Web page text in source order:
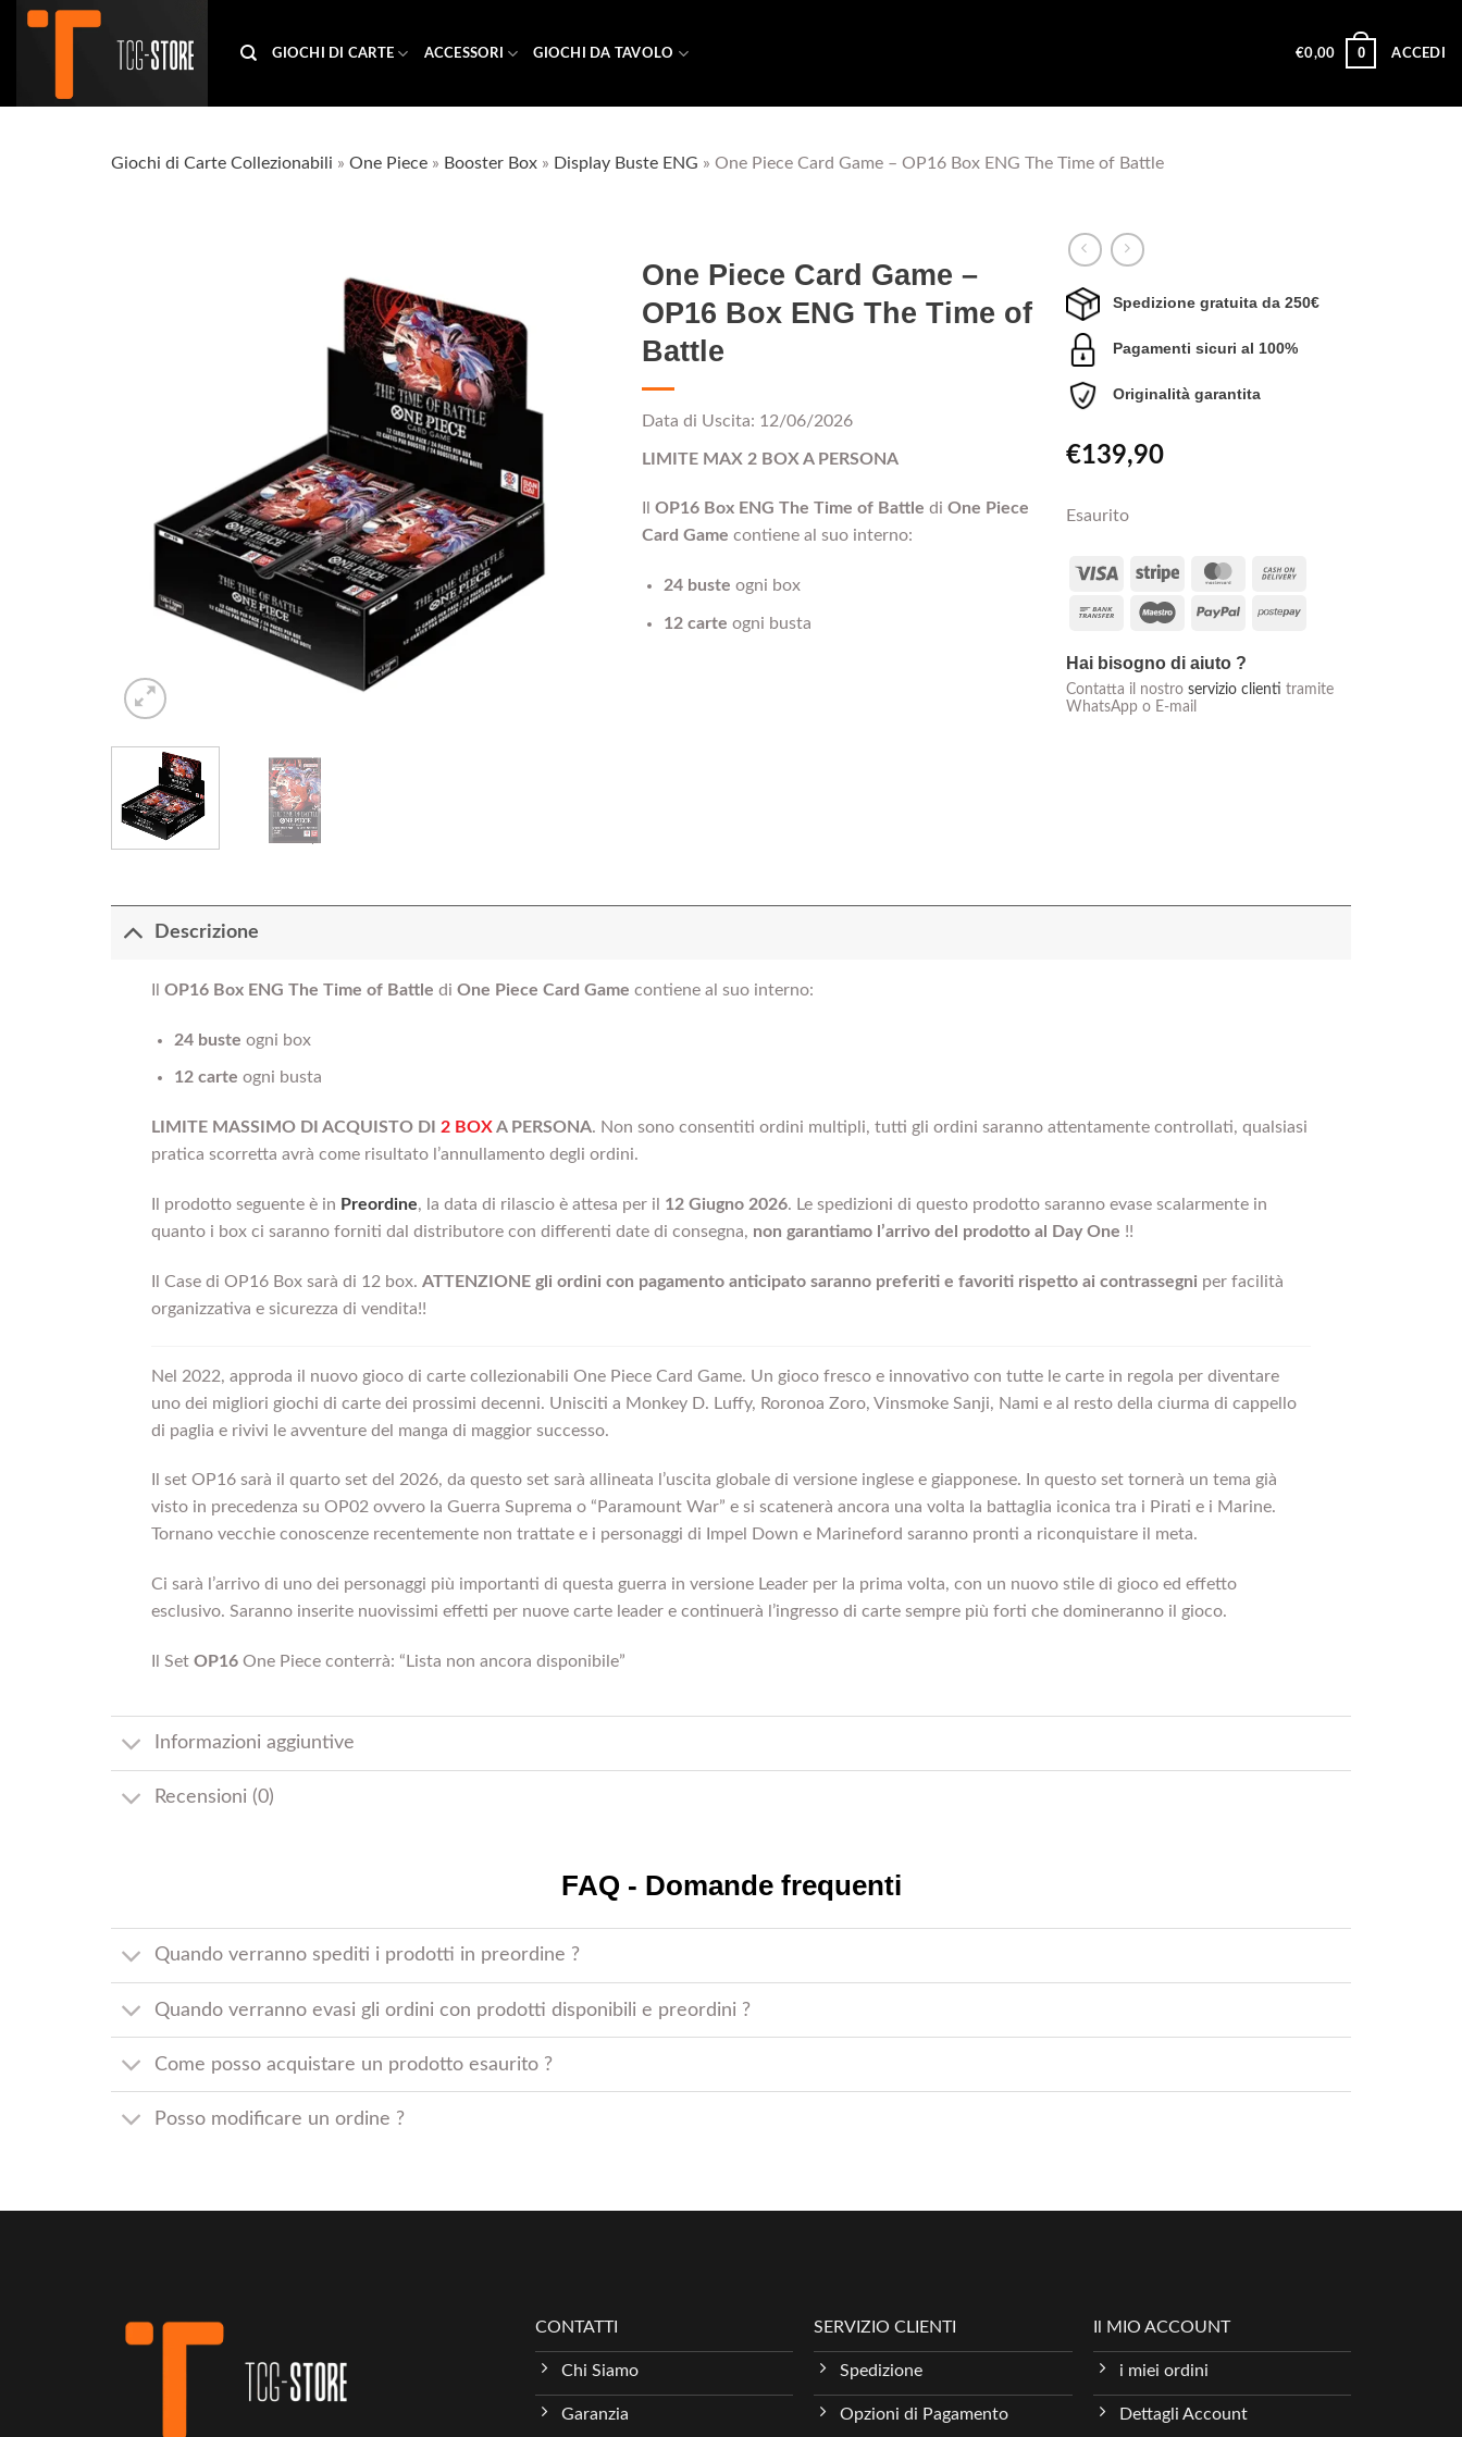
Salta
GIOCHI DI CARTE ACCESSORI GIOCHI DA TAVOLO €0,00 0 ACCEDI
Giochi di Carte Collezionabili » One Piece » Booster Box » Display Buste ENG » One Piece Card Game – OP16 Box ENG The Time of Battle
desideri
One Piece Card Game –
OP16 Box ENG The Time of
Battle
Data di Uscita: 12/06/2026
LIMITE MAX 2 BOX A PERSONA
OP16 Box ENG The Time of Battle di One Piece
Card Game contiene al suo interno:
24 busteogni box
12 carteogni busta
Spedizione gratuita da 250€
Pagamenti sicuri al 100%
Originalità garantita
€139,90
Esaurito
Visa Stripe MasterCard
Bank
MaestroPayPal Postepay
Hai bisogno di aiuto ?
Contatta il nostro servizio clienti tramite
WhatsApp o E-mail
Descrizione
OP16 Box ENG The Time of Battle di One Piece Card Game contiene al suo interno:
24 buste ogni box
12 carte ogni busta
LIMITE MASSIMO DI ACQUISTO DI 2 BOXA PERSONA. Non sono consentiti ordini multipli, tutti gli ordini saranno attentamente controllati, qualsiasi
pratica scorretta avrà come risultato l’annullamento degli ordini.
Il prodotto seguente è in Preordine, la data di rilascio è attesa per il 12 Giugno 2026. Le spedizioni di questo prodotto saranno evase scalarmente in
quanto i box ci saranno forniti dal distributore con differenti date di consegna, non garantiamo l’arrivo del prodotto al Day One !!
Il Case di OP16 Box sarà di 12 box. ATTENZIONE gli ordini con pagamento anticipato saranno preferiti e favoriti rispetto ai contrassegni per facilità
organizzativa e sicurezza di vendita!!
Nel 2022, approda il nuovo gioco di carte collezionabili One Piece Card Game. Un gioco fresco e innovativo con tutte le carte in regola per diventare
uno dei migliori giochi di carte dei prossimi decenni. Unisciti a Monkey D. Luffy, Roronoa Zoro, Vinsmoke Sanji, Nami e al resto della ciurma di cappello
di paglia e rivivi le avventure del manga di maggior successo.
Il set OP16 sarà il quarto set del 2026, da questo set sarà allineata l’uscita globale di versione inglese e giapponese. In questo set tornerà un tema già
visto in precedenza su OP02 ovvero la Guerra Suprema o “Paramount War” e si scatenerà ancora una volta la battaglia iconica tra i Pirati e i Marine.
Tornano vecchie conoscenze recentemente non trattate e i personaggi di Impel Down e Marineford saranno pronti a riconquistare il meta.
Ci sarà l’arrivo di uno dei personaggi più importanti di questa guerra in versione Leader per la prima volta, con un nuovo stile di gioco ed effetto
esclusivo. Saranno inserite nuovissimi effetti per nuove carte leader e continuerà l’ingresso di carte sempre più forti che domineranno il gioco.
Il Set OP16One Piece conterrà: “Lista non ancora disponibile”
Informazioni aggiuntive
Recensioni (0)
FAQ - Domande frequenti
Quando verranno spediti i prodotti in preordine ?
Quando verranno evasi gli ordini con prodotti disponibili e preordini ?
Come posso acquistare un prodotto esaurito ?
Posso modificare un ordine ?
CONTATTI
Chi Siamo
Garanzia
SERVIZIO CLIENTI
Spedizione
Opzioni di Pagamento
Il MIO ACCOUNT
i miei ordini
Dettagli Account